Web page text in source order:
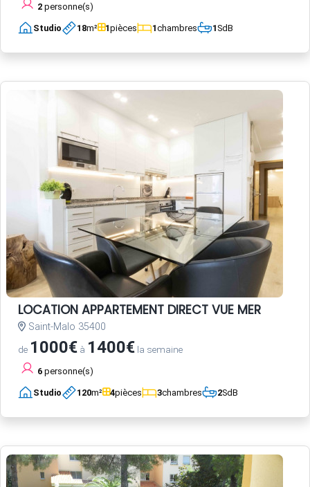
2 personne(s)
Studio 18m² 1pièces 1chambres 1SdB
LOCATION APPARTEMENT DIRECT VUE MER
Saint-Malo 35400
de 1000€ à 1400€ la semaine
6 personne(s)
Studio 120m² 4pièces 3chambres 2SdB